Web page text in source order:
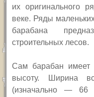
их оригинального
веке. Ряды
барабана
строительных лесов.
Сам барабан
высоту. Ширина
(изначально — 66